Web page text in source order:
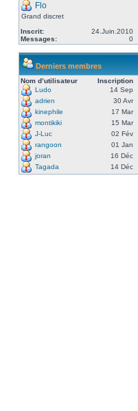
Flo
Grand discret
Inscrit:
24.Juin.2010
Messages:
0
Derniers membres
Nom d’utilisateur
Inscription
Ludo
14 Sep
adrien
30 Avr
kinephile
17 Mar
montikiki
15 Mar
J-Luc
02 Fév
rangoon
01 Jan
joran
16 Déc
Tagada
14 Déc